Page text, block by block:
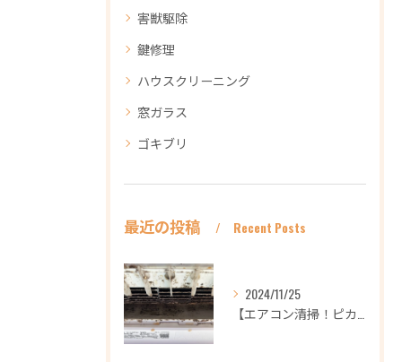
害獣駆除
鍵修理
ハウスクリーニング
窓ガラス
ゴキブリ
最近の投稿 Recent Posts
2024/11/25